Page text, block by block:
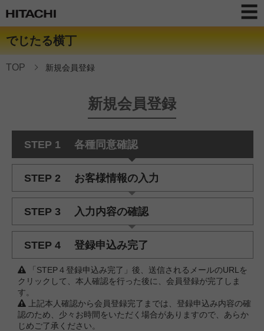
でじたる横丁
TOP 新規会員登録
新規会員登録
STEP 1 各種同意確認
STEP 2 お客様情報の入力
STEP 3 入力内容の確認
STEP 4 登録申込み完了
「STEP４登録申込み完了」後、送信されるメールのURLを
クリックして、本人確認を行った後に、会員登録が完了しま
す。
上記本人確認から会員登録完了までは、登録申込み内容の確
認のため、少々お時間をいただく場合がありますので、あらか
じめご了承ください。